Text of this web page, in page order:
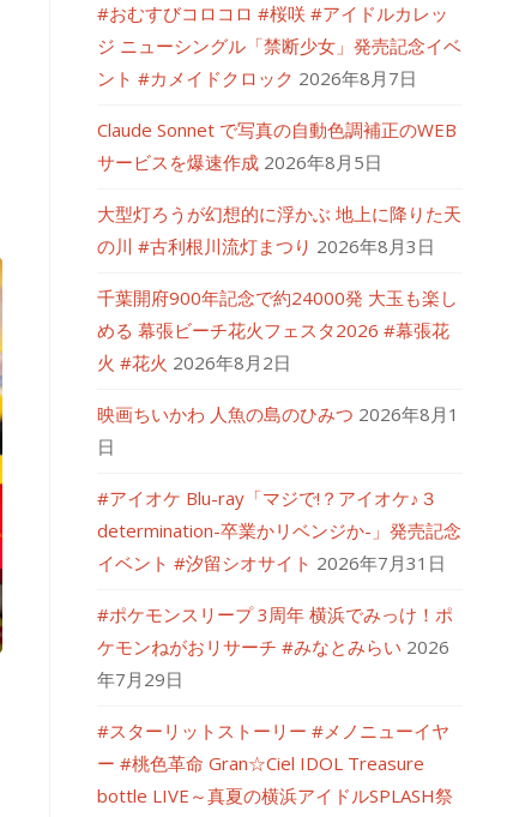
#おむすびコロコロ #桜咲 #アイドルカレッ
ジ ニューシングル「禁断少女」発売記念イベ
ント #カメイドクロック 2026年8月7日
Claude Sonnet で写真の自動色調補正のWEB
サービスを爆速作成 2026年8月5日
大型灯ろうが幻想的に浮かぶ 地上に降りた天
の川 #古利根川流灯まつり 2026年8月3日
千葉開府900年記念で約24000発 大玉も楽し
める 幕張ビーチ花火フェスタ2026 #幕張花
火 #花火 2026年8月2日
映画ちいかわ 人魚の島のひみつ 2026年8月1
日
#アイオケ Blu-ray「マジで!？アイオケ♪３
determination-卒業かリベンジか-」発売記念
イベント #汐留シオサイト 2026年7月31日
#ポケモンスリープ 3周年 横浜でみっけ！ポ
ケモンねがおリサーチ #みなとみらい 2026
年7月29日
#スターリットストーリー #メノニューイヤ
ー #桃色革命 Gran☆Ciel IDOL Treasure
bottle LIVE～真夏の横浜アイドルSPLASH祭